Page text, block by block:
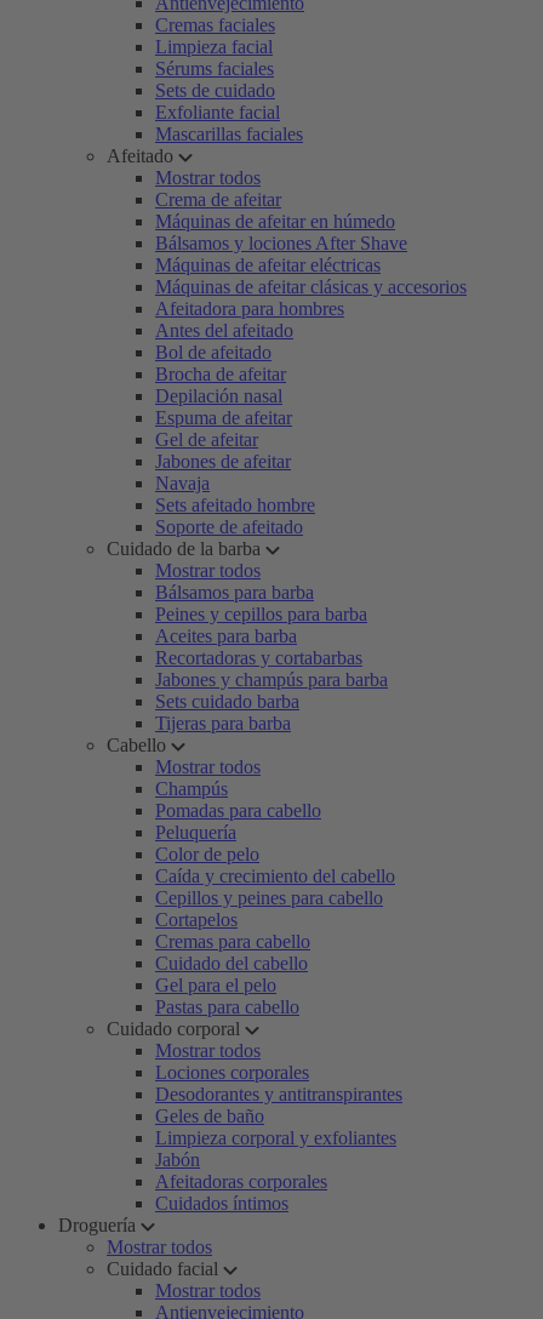
Cremas faciales
Limpieza facial
Sérums faciales
Sets de cuidado
Exfoliante facial
Mascarillas faciales
Afeitado
Mostrar todos
Crema de afeitar
Máquinas de afeitar en húmedo
Bálsamos y lociones After Shave
Máquinas de afeitar eléctricas
Máquinas de afeitar clásicas y accesorios
Afeitadora para hombres
Antes del afeitado
Bol de afeitado
Brocha de afeitar
Depilación nasal
Espuma de afeitar
Gel de afeitar
Jabones de afeitar
Navaja
Sets afeitado hombre
Soporte de afeitado
Cuidado de la barba
Mostrar todos
Bálsamos para barba
Peines y cepillos para barba
Aceites para barba
Recortadoras y cortabarbas
Jabones y champús para barba
Sets cuidado barba
Tijeras para barba
Cabello
Mostrar todos
Champús
Pomadas para cabello
Peluquería
Color de pelo
Caída y crecimiento del cabello
Cepillos y peines para cabello
Cortapelos
Cremas para cabello
Cuidado del cabello
Gel para el pelo
Pastas para cabello
Cuidado corporal
Mostrar todos
Lociones corporales
Desodorantes y antitranspirantes
Geles de baño
Limpieza corporal y exfoliantes
Jabón
Afeitadoras corporales
Cuidados íntimos
Droguería
Mostrar todos
Cuidado facial
Mostrar todos
Antienvejecimiento